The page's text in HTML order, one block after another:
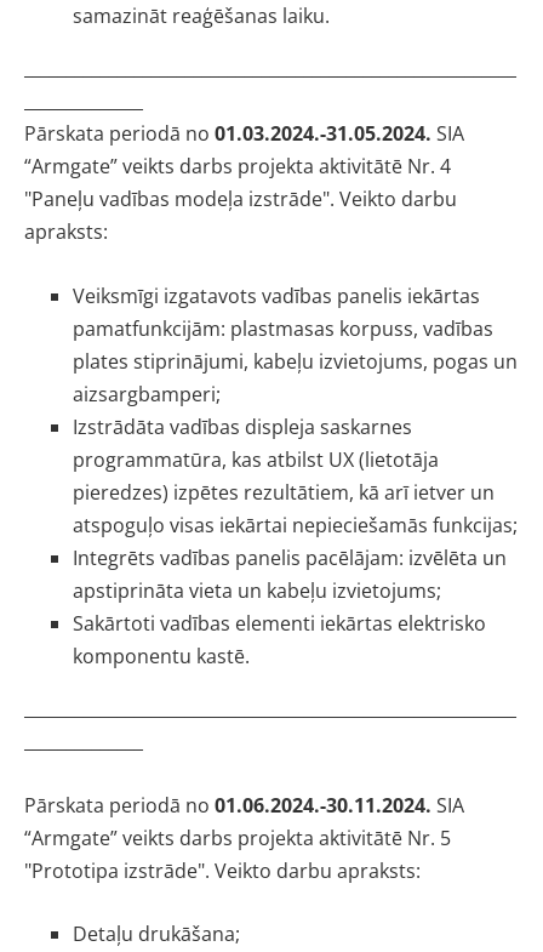
samazināt reaģēšanas laiku.
Pārskata periodā no 01.03.2024.-31.05.2024. SIA
“Armgate” veikts darbs projekta aktivitātē Nr. 4
"Paneļu vadības modeļa izstrāde". Veikto darbu
apraksts:
Veiksmīgi izgatavots vadības panelis iekārtas
pamatfunkcijām: plastmasas korpuss, vadības
plates stiprinājumi, kabeļu izvietojums, pogas un
aizsargbamperi;
Izstrādāta vadības displeja saskarnes
programmatūra, kas atbilst UX (lietotāja
pieredzes) izpētes rezultātiem, kā arī ietver un
atspoguļo visas iekārtai nepieciešamās funkcijas;
Integrēts vadības panelis pacēlājam: izvēlēta un
apstiprināta vieta un kabeļu izvietojums;
Sakārtoti vadības elementi iekārtas elektrisko
komponentu kastē.
Pārskata periodā no 01.06.2024.-30.11.2024. SIA
“Armgate” veikts darbs projekta aktivitātē Nr. 5
"Prototipa izstrāde". Veikto darbu apraksts:
Detaļu drukāšana;